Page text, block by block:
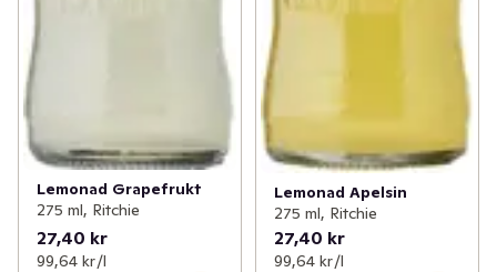
Lemonad Grapefrukt
275 ml, Ritchie
27,40 kr
99,64 kr /l
Lemonad Apelsin
275 ml, Ritchie
27,40 kr
99,64 kr /l